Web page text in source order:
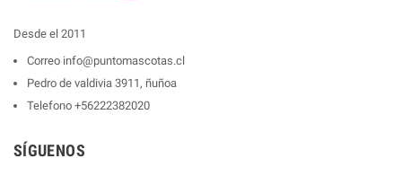
Desde el 2011
Correo info@puntomascotas.cl
Pedro de valdivia 3911, ñuñoa
Telefono +56222382020
SÍGUENOS